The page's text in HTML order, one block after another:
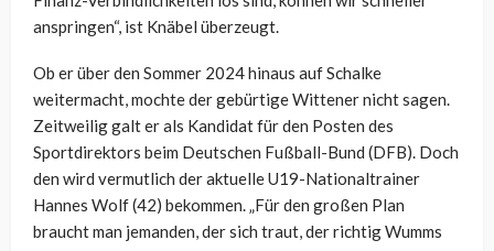
anspringen“, ist Knäbel überzeugt.
Ob er über den Sommer 2024 hinaus auf Schalke
weitermacht, mochte der gebürtige Wittener nicht sagen.
Zeitweilig galt er als Kandidat für den Posten des
Sportdirektors beim Deutschen Fußball-Bund (DFB). Doch
den wird vermutlich der aktuelle U19-Nationaltrainer
Hannes Wolf (42) bekommen. „Für den großen Plan
braucht man jemanden, der sich traut, der richtig Wumms